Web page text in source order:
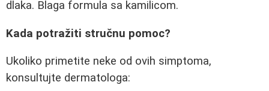
dlaka. Blaga formula sa kamilicom.
Kada potražiti stručnu pomoc?
Ukoliko primetite neke od ovih simptoma,
konsultujte dermatologa: